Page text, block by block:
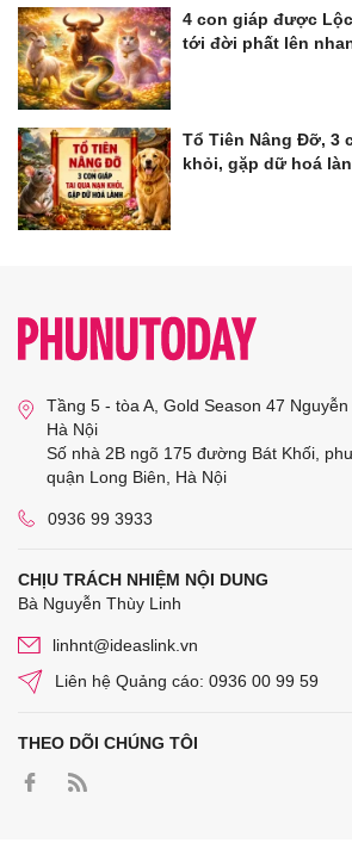
4 con giáp được
tới đời phất lên
Tổ Tiên Nâng Đỡ, 3
khỏi, gặp dữ hoá
Tầng 5 - tòa A, Gold Season 47 Nguyễn
Hà Nội
Số nhà 2B ngõ 175 đường Bát Khối,
quận Long Biên, Hà Nội
0936 99 3933
CHỊU TRÁCH NHIỆM NỘI DUNG
Bà Nguyễn Thùy Linh
linhnt@ideaslink.vn
Liên hệ Quảng cáo: 0936 00 99 59
THEO DÕI CHÚNG TÔI